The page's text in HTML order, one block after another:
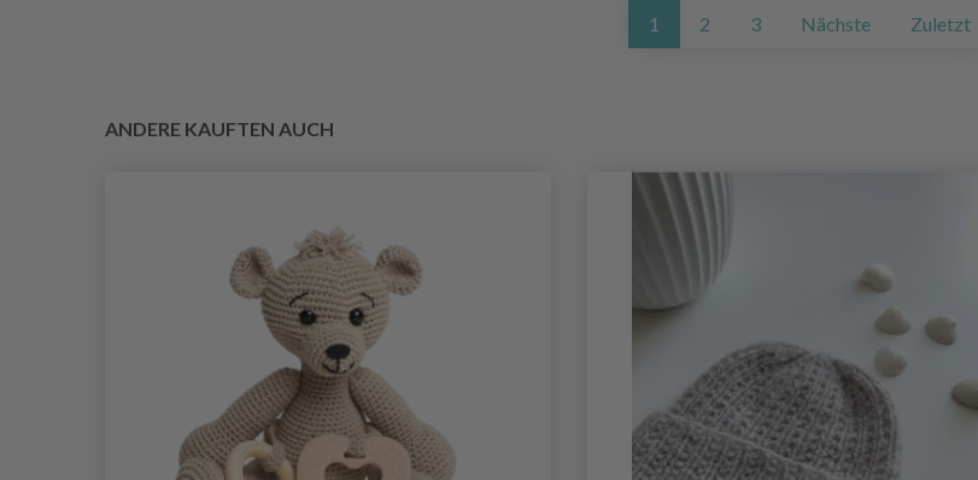
1 2 3 Nächste Zuletzt
ANDERE KAUFTEN AUCH